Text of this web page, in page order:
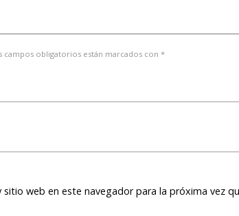
obligatorios están marcados con *
web en este navegador para la próxima vez